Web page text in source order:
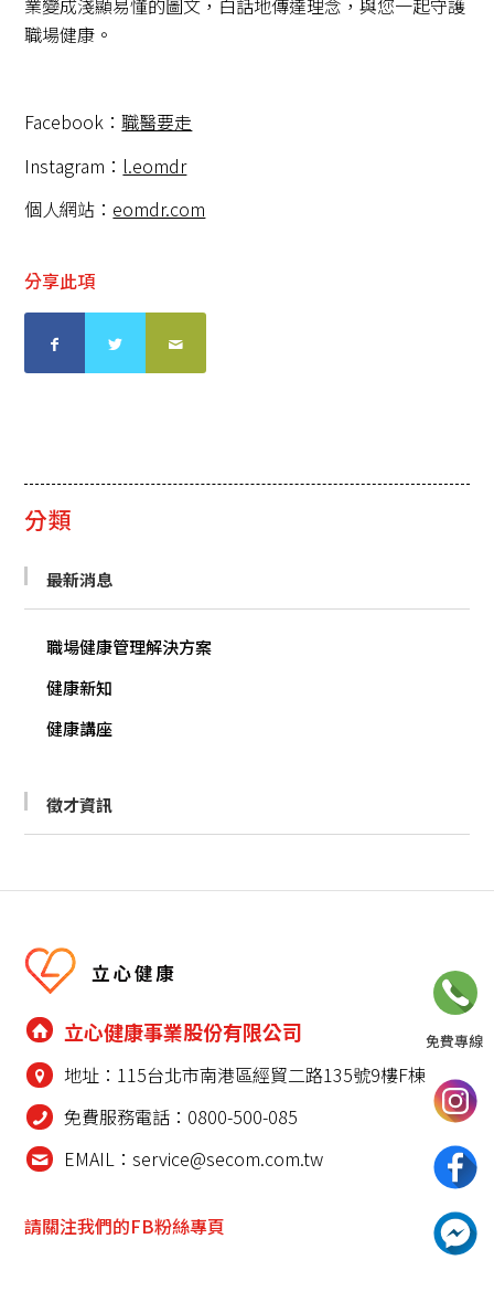
免費專線
0800-500-085
請至聯絡我們填寫表單，
業變成淺顯易懂的圖文，白話地傳達理念，與您一起守護
職場健康。
Facebook：職醫要走
Instagram： l.eomdr
個人網站： eomdr.com
分享此項
分類
最新消息
職場健康管理解決方案
健康新知
健康講座
徵才資訊
立心健康事業股份有限公司
地址：115台北市南港區經貿二路135號9樓F棟
免費服務電話：0800-500-085
EMAIL：service@secom.com.tw
請關注我們的FB粉絲專頁